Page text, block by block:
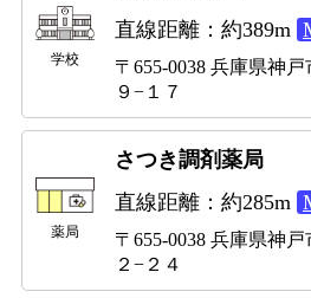
学校
直線距離：約389m
〒655-0038 兵庫県神
９−１７
薬局
さつき調剤薬局
直線距離：約285m
〒655-0038 兵庫県神
２−２４